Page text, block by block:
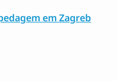
em Zagreb